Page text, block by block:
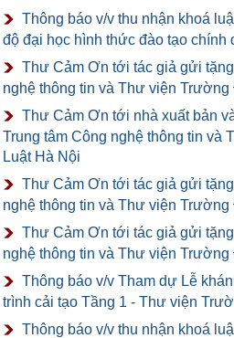
Thông báo v/v thu nhận khoá
độ đại học hình thức đào tạo chính
Thư Cảm Ơn tới tác giả gửi
nghệ thông tin và Thư viện
Thư Cảm Ơn tới nhà xuất bản
Trung tâm Công nghệ thông tin và
Luật Hà Nội
Thư Cảm Ơn tới tác giả gửi
nghệ thông tin và Thư viện
Thư Cảm Ơn tới tác giả gửi
nghệ thông tin và Thư viện
Thông báo v/v Tham dự Lễ
trình cải tạo Tầng 1 - Thư viện
Thông báo v/v thu nhận khoá